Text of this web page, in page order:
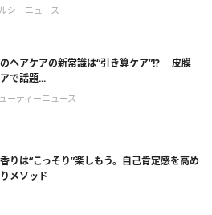
シーニュース
ヘアケアの新常識は“引き算ケア”!? 皮膜
で話題...
ーティーニュース
りは“こっそり”楽しもう。自己肯定感を高め
メソッド